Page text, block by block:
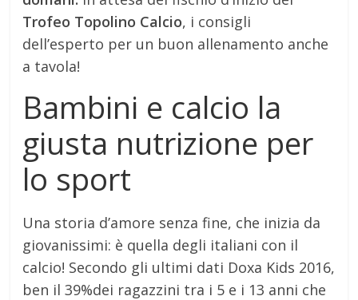
Trofeo Topolino Calcio, i consigli
dell’esperto per un buon allenamento anche
a tavola!
Bambini e calcio la
giusta nutrizione per
lo sport
Una storia d’amore senza fine, che inizia da
giovanissimi: è quella degli italiani con il
calcio! Secondo gli ultimi dati Doxa Kids 2016,
ben il 39%dei ragazzini tra i 5 e i 13 anni che